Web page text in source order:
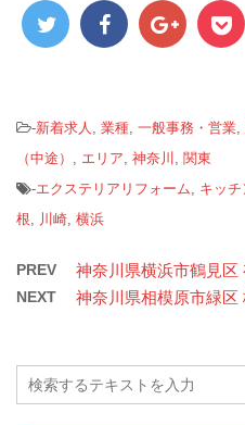
-新着求人 業種 一般事務・営業
（中途）
エリア 神奈川
関東
-エクステリアリフォーム キッ
根
川崎 横浜
PREV 神奈川県横浜市鶴見
NEXT 神奈川県相模原市緑区